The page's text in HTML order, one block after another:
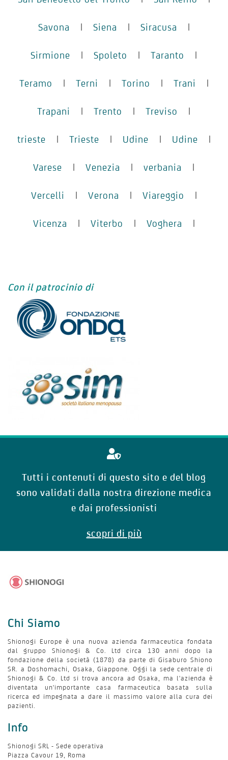
Savona | Siena | Siracusa |
Sirmione | Spoleto | Taranto |
Teramo | Terni | Torino | Trani |
Trapani | Trento | Treviso |
trieste | Trieste | Udine | Udine |
Varese | Venezia | verbania |
Vercelli | Verona | Viareggio |
Vicenza | Viterbo | Voghera |
Con il patrocinio di
Tutti i contenuti di questo sito e del blog
sono validati dalla nostra direzione medica
e dai professionisti
scopri di più
Chi Siamo
Shionogi Europe è una nuova azienda farmaceutica fondata
dal gruppo Shionogi & Co. Ltd circa 130 anni dopo la
fondazione della società (1878) da parte di Gisaburo Shiono
SR. a Doshomachi, Osaka, Giappone. Oggi la sede centrale di
Shionogi & Co. Ltd si trova ancora ad Osaka, ma l'azienda è
diventata un'importante casa farmaceutica basata sulla
ricerca ed impegnata a dare il massimo valore alla cura dei
pazienti.
Info
Shionogi SRL - Sede operativa
Piazza Cavour 19, Roma